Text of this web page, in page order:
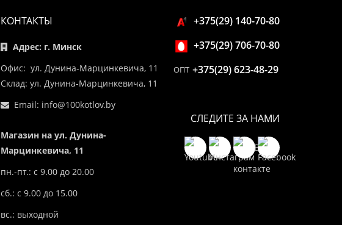
КОНТАКТЫ
Адрес: г. Минск
Офис: ул. Дунина-Марцинкевича, 11
Склад: ул. Дунина-Марцинкевича, 11
Email: info@100kotlov.by
Магазин на ул. Дунина-
Марцинкевича, 11
пн.-пт.: с 9.00 до 20.00
сб.: с 9.00 до 15.00
вс.: выходной
+375(29) 140-70-80
+375(29) 706-70-80
ОПТ +375(29) 623-48-29
СЛЕДИТЕ ЗА НАМИ